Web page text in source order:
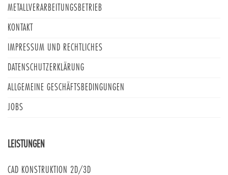
METALLVERARBEITUNGSBETRIEB
KONTAKT
IMPRESSUM UND RECHTLICHES
DATENSCHUTZERKLÄRUNG
ALLGEMEINE GESCHÄFTSBEDINGUNGEN
JOBS
LEISTUNGEN
CAD KONSTRUKTION 2D/3D